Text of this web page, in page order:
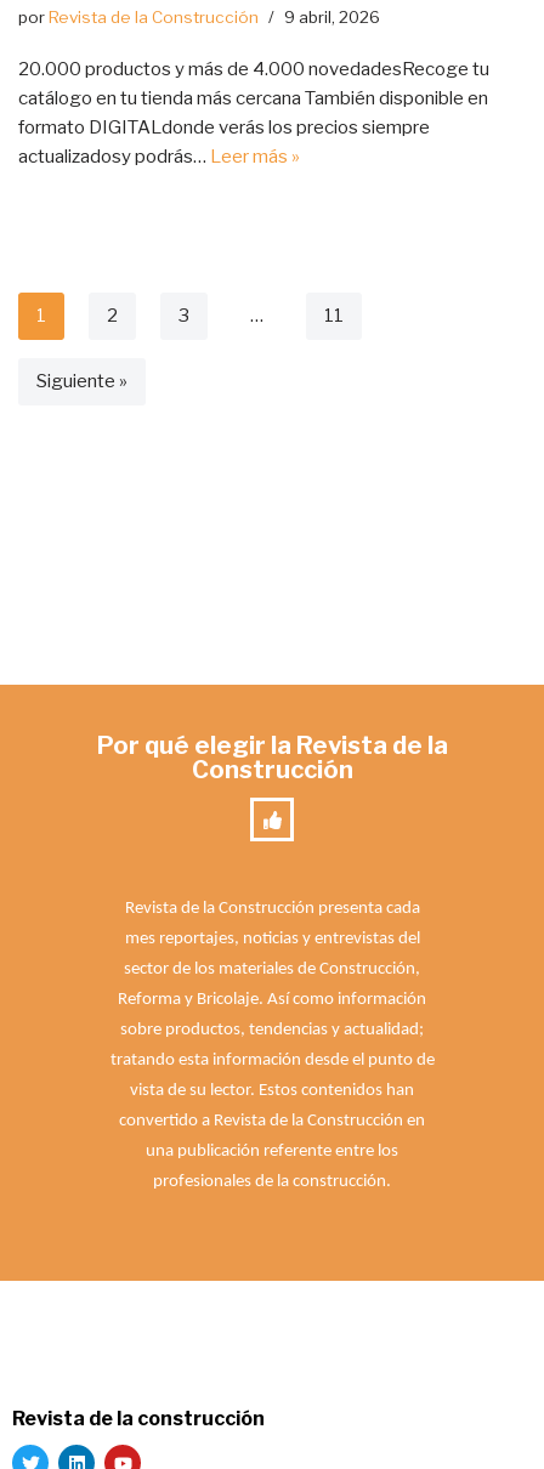
porRevista de la Construcción 9 abril, 2026
20.000 productos y más de 4.000 novedadesRecoge tu
catálogo en tu tienda más cercana También disponible en
formato DIGITALdonde verás los precios siempre
actualizadosy podrás… Leer más »
1 2 3 … 11
Siguiente »
Por qué elegir la Revista de la
Construcción
Revista de la Construcción presenta cada
mes reportajes, noticias y entrevistas del
sector de los materiales de Construcción,
Reforma y Bricolaje. Así como información
sobre productos, tendencias y actualidad;
tratando esta información desde el punto de
vista de su lector. Estos contenidos han
convertido a Revista de la Construcción en
una publicación referente entre los
profesionales de la construcción.
Revista de la construcción